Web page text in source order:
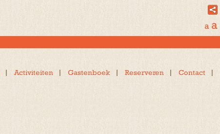
a a
Activiteiten Gastenboek Reserveren Contact